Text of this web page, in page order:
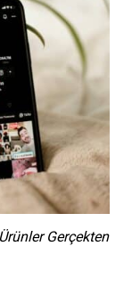
Gerçekten